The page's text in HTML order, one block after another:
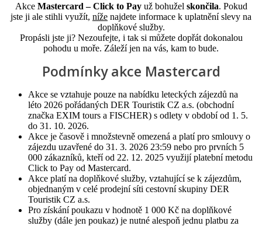
Akce Mastercard – Click to Payuž bohužel skončila. Pokud
jste ji ale stihli využít, níže najdete informace k uplatnění slevy na
doplňkové služby.
Propásli jste ji? Nezoufejte, i tak si můžete dopřát dokonalou
pohodu u moře. Záleží jen na vás, kam to bude.
Podmínky akce Mastercard
Akce se vztahuje pouze na nabídku leteckých zájezdů na
léto 2026 pořádaných DER Touristik CZ a.s. (obchodní
značka EXIM tours a FISCHER) s odlety v období od 1. 5.
do 31. 10. 2026.
Akce je časově i množstevně omezená a platí pro smlouvy o
zájezdu uzavřené do 31. 3. 2026 23:59 nebo pro prvních 5
000 zákazníků, kteří od 22. 12. 2025 využijí platební metodu
Click to Pay od Mastercard.
Akce platí na doplňkové služby, vztahující se k zájezdům,
objednaným v celé prodejní síti cestovní skupiny DER
Touristik CZ a.s.
Pro získání poukazu v hodnotě 1 000 Kč na doplňkové
služby (dále jen poukaz) je nutné alespoň jednu platbu za